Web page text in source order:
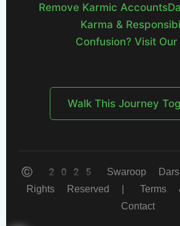
Remove Karmic Accounts
Karma &
Confusion? Visit Our
Walk This Journey
© 2025 Swaroop
Rights Reserved |
Terms
Contact